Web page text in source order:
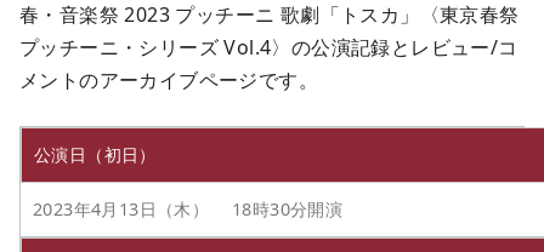
春・音楽祭 2023 プッチーニ 歌劇「トスカ」〈東京春祭
プッチーニ・シリーズ Vol.4〉の公演記録とレビュー/コ
メントのアーカイブページです。
公演日（初日）
2023年4月13日（木） 18時30分開演